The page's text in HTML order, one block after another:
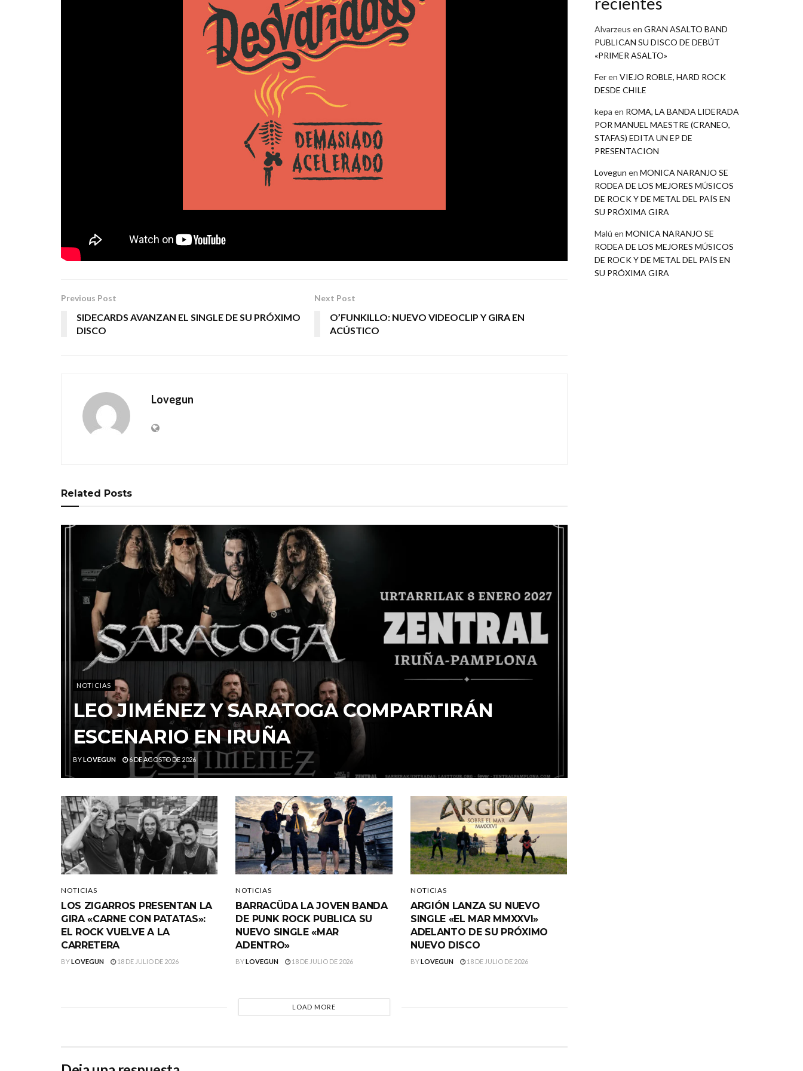
Tags:
Previous Post
SIDECARDS AVANZAN EL SINGLE DE SU PRÓXIMO
DISCO
Next Post
O’FUNKILLO: NUEVO VIDEOCLIP Y GIRA EN
ACÚSTICO
Lovegun
Related Posts
NOTICIAS
LEO JIMÉNEZ Y SARATOGA COMPARTIRÁN
ESCENARIO EN IRUÑA
BYLOVEGUN 6 DE AGOSTO DE 2026
NOTICIAS
LOS ZIGARROS PRESENTAN LA
GIRA «CARNE CON PATATAS»:
EL ROCK VUELVE A LA
CARRETERA
BYLOVEGUN 18 DE JULIO DE 2026
NOTICIAS
BARRACÜDA LA JOVEN BANDA
DE PUNK ROCK PUBLICA SU
NUEVO SINGLE «MAR
ADENTRO»
BYLOVEGUN 18 DE JULIO DE 2026
NOTICIAS
ARGIÓN LANZA SU NUEVO
SINGLE «EL MAR MMXXVI»
ADELANTO DE SU PRÓXIMO
NUEVO DISCO
BYLOVEGUN 18 DE JULIO DE 2026
LOAD MORE
Alvarzeus en GRAN ASALTO BAND
PUBLICAN SU DISCO DE DEBÚT
«PRIMER ASALTO»
Feren VIEJO ROBLE, HARD ROCK
DESDE CHILE
kepa en ROMA, LA BANDA LIDERADA
POR MANUEL MAESTRE (CRANEO,
STAFAS) EDITA UN EP DE
PRESENTACION
Lovegun en MONICA NARANJO SE
RODEA DE LOS MEJORES MÚSICOS
DE ROCK Y DE METAL DEL PAÍS EN
SU PRÓXIMA GIRA
Malú en MONICA NARANJO SE
RODEA DE LOS MEJORES MÚSICOS
DE ROCK Y DE METAL DEL PAÍS EN
SU PRÓXIMA GIRA